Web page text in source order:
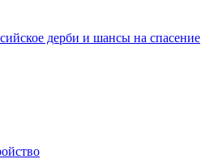
дерби и шансы на спасение